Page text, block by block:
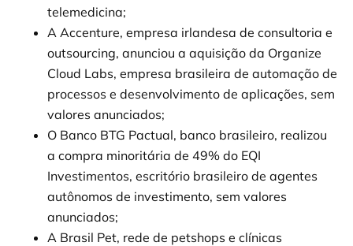
telemedicina;
A Accenture, empresa irlandesa de consultoria e
outsourcing, anunciou a aquisição da Organize
Cloud Labs, empresa brasileira de automação de
processos e desenvolvimento de aplicações, sem
valores anunciados;
O Banco BTG Pactual, banco brasileiro, realizou
a compra minoritária de 49% do EQI
Investimentos, escritório brasileiro de agentes
autônomos de investimento, sem valores
anunciados;
A Brasil Pet, rede de petshops e clínicas